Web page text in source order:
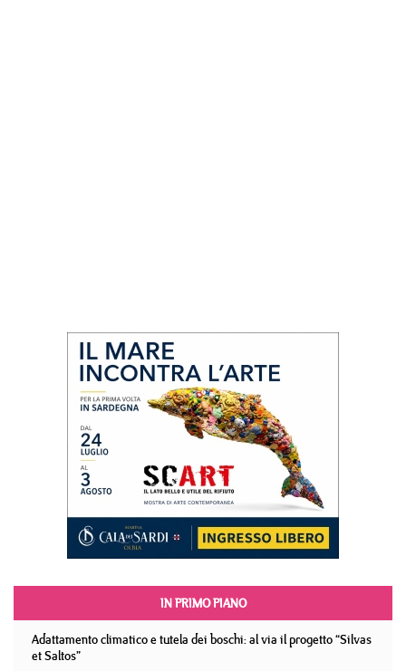
IN PRIMO PIANO
Adattamento climatico e tutela dei boschi: al via il progetto “Silvas
et Saltos”